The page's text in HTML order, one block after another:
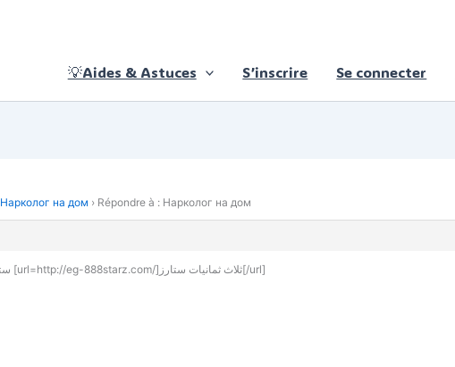
💡Aides & Astuces S’inscrire Se connecter
Нарколог на дом › Répondre à : Нарколог на дом
ستار مرهنات [url=http://eg-888starz.com/]ثلاث ثمانيات ستارز[/url]